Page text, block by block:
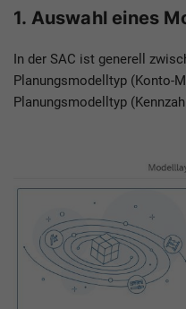
1. Auswahl eines
In der SAC ist generell
Planungsmodelltyp (Konto-
Planungsmodelltyp